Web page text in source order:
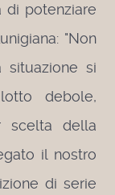
di potenziare
"Non
situazione si
debole,
scelta della
il nostro
di serie